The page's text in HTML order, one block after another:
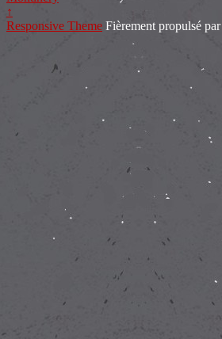
↑
Responsive Theme Fièrement propulsé par